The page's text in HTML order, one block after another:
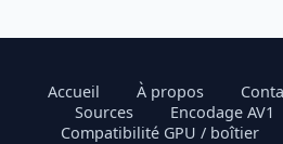
Accueil À propos
Sources
Encodage AV1
Compatibilité GPU / boîtier